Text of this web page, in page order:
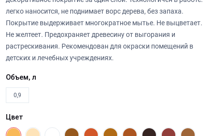
легко наносится, не поднимает ворс дерева, без запаха.
Покрытие выдерживает многократное мытье. Не выцветает.
Не желтеет. Предохраняет древесину от выгорания и
растрескивания. Рекомендован для окраски помещений в
детских и лечебных учреждениях.
Объем, л
0,9
Цвет